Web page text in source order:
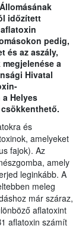
időzített
pedig,
és az aszály,
a
Hivatal
Helyes
és
amelyeket
fajok). Az
amely
leginkább. A
meleg
már száraz,
aflatoxint
aflatoxin számít